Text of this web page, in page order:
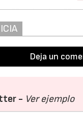
Deja un
- Ver ejemplo